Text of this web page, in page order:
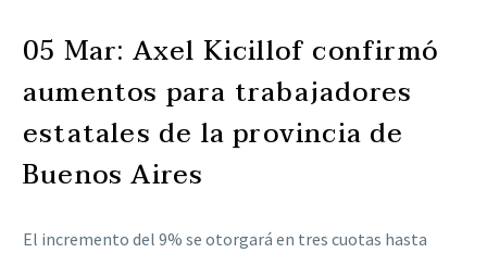
05 Mar: Axel Kicillof confirmó
aumentos para trabajadores
estatales de la provincia de
Buenos Aires
El incremento del 9% se otorgará en tres cuotas hasta